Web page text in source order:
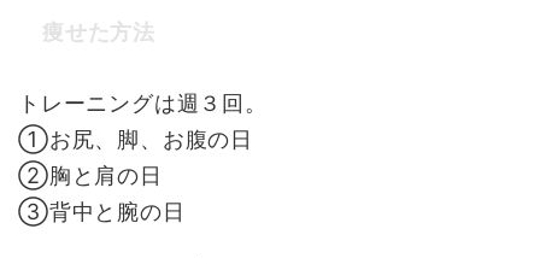
痩せた方法
トレーニングは週３回。
①お尻、脚、お腹の日
②胸と肩の日
③背中と腕の日